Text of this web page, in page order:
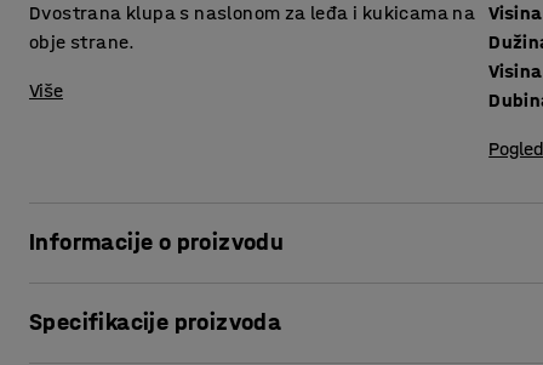
Dvostrana klupa s naslonom za leđa i kukicama na
obje strane.
Više
Visina
Informacije o proizvodu
idealna za postavljanje u sredinu sobe. Koristite je kao
Specifikacije proizvoda